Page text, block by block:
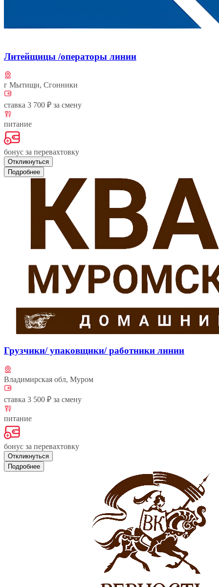
Литейщицы /операторы линии
г Мытищи, Сгонники
ставка 3 700 ₽ за смену
питание
бонус за перевахтовку
Откликнуться
Подробнее
Грузчики/ упаковщики/ работники линии
Владимирская обл, Муром
ставка 3 500 ₽ за смену
питание
бонус за перевахтовку
Откликнуться
Подробнее